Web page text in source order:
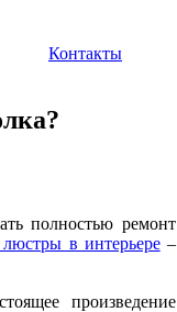
Контакты
полностью ремонт
люстры в интерьере–
произведение